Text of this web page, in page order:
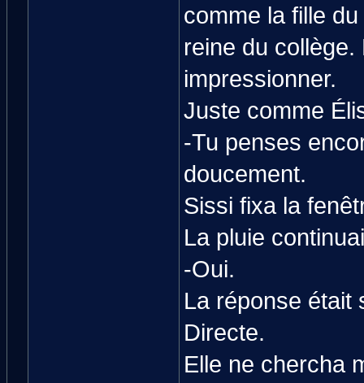
comme la fille
reine du collège.
impressionner.
Juste comme
-Tu penses
doucement.
Sissi fixa la
La pluie
-Oui.
La réponse était
Directe.
Elle ne chercha